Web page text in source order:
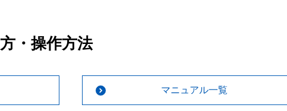
・操作方法
マニュアル一覧